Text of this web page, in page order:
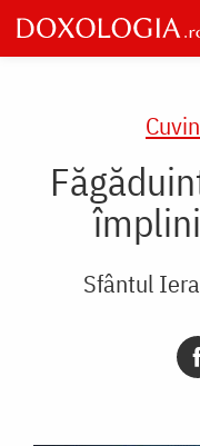
Skip
to
main
Sfântul